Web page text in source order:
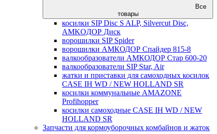
Все
товары
косилки SIP Disc S ALP, Silvercut Disc,
AMKOДОР Диск
ворошилки SIP Spider
ворошилки АМКОДОР Спайдер 815-8
валкообразователи АМКОДОР Стар 600-20
валкообразователи SIP Star, Air
жатки и приставки для самоходных косилок
CASE IH WD / NEW HOLLAND SR
косилки коммунальные AMAZONE
Profihopper
косилки самоходные CASE IH WD / NEW
HOLLAND SR
Запчасти для кормоуборочных комбайнов и жаток